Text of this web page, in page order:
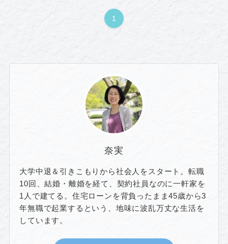
1
奈実
大学中退＆引きこもりから社会人をスタート。転職
10回、結婚・離婚を経て、契約社員なのに一軒家を
1人で建てる。住宅ローンを背負ったまま45歳から3
年無職で起業するという、地味に波乱万丈な生活を
しています。